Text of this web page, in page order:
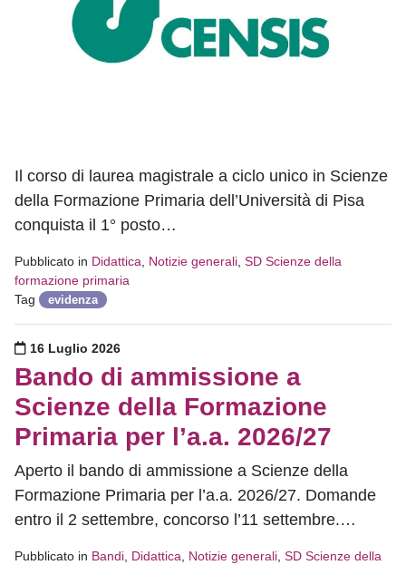
Il corso di laurea magistrale a ciclo unico in Scienze
della Formazione Primaria dell’Università di Pisa
conquista il 1° posto…
Pubblicato in Didattica, Notizie generali, SD Scienze della
formazione primaria
Tag
evidenza
Pubblicato il
16 Luglio 2026
Bando di ammissione a
Scienze della Formazione
Primaria per l’a.a. 2026/27
Aperto il bando di ammissione a Scienze della
Formazione Primaria per l’a.a. 2026/27. Domande
entro il 2 settembre, concorso l’11 settembre.…
Pubblicato in Bandi, Didattica, Notizie generali, SD Scienze della